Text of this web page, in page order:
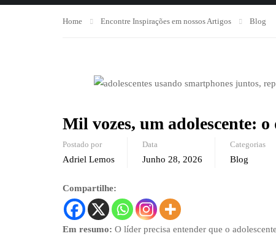
Home Encontre Inspirações em nossos Artigos Blog
Mil vozes, um adolescente:
Postado por
Adriel Lemos
Data
Junho 28, 2026
Categorias
Blog
Compartilhe:
Em resumo: O líder precisa entender que o